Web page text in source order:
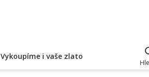
Vykoupíme i vaše zlato